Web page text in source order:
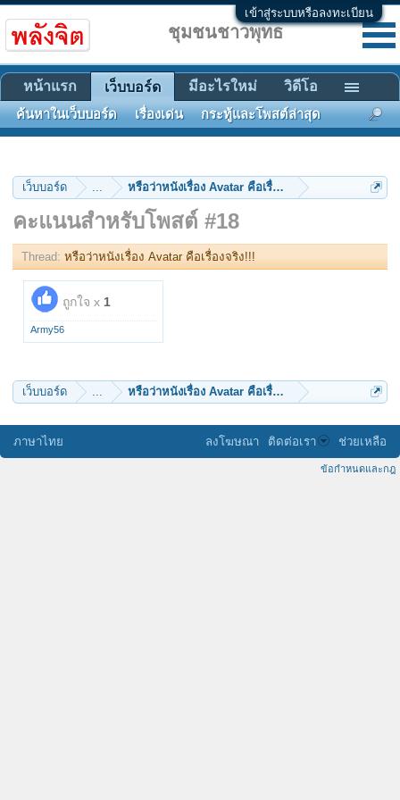
เข้าสู่ระบบหรือลงทะเบียน
เว็บบอร์ด ... หรือว่าหนังเรื่อง Avatar คือเรื่องจริง!!!
คะแนนสำหรับโพสต์ #18
Thread: หรือว่าหนังเรื่อง Avatar คือเรื่องจริง!!!
ถูกใจ x 1
Army56
เว็บบอร์ด ... หรือว่าหนังเรื่อง Avatar คือเรื่องจริง!!!
ชุมชนชาวพุทธ
หน้าแรก เว็บบอร์ด
ค้นหาในเว็บบอร์ด เรื่องเด่น กระทู้และโพสต์ล่าสุด
มีอะไรใหม่ วิดีโอ
ภาษาไทย ลงโฆษณา ติดต่อเรา ช่วยเหลือ
ข้อกำหนดและกฎ